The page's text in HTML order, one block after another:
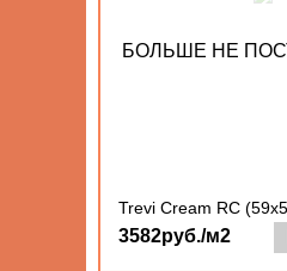
БОЛЬШЕ НЕ
Trevi Cream RC
3582руб./м2